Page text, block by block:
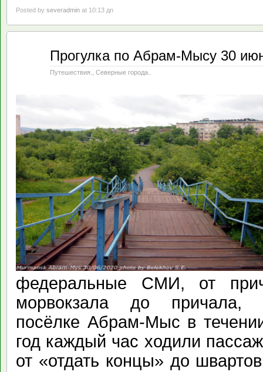
Posted by severadmin at 10:13 дп
Прогулка по Абрам-Мысу 30
Путешествия. Северные города..
федеральные СМИ, от
морвокзала до причала,
посёлке Абрам-Мыс в
год каждый час ходили
от «отдать концы» до